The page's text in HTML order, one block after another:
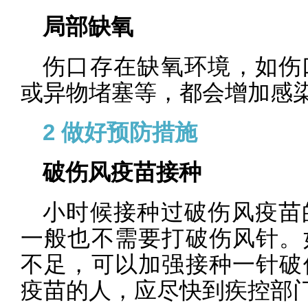
局部缺氧
伤口存在缺氧环境，如
或异物堵塞等，都会增加感
2做好预防措施
破伤风疫苗接种
小时候接种过破伤风疫
一般也不需要打破伤风针
不足，可以加强接种一针
疫苗的人，应尽快到疾控部